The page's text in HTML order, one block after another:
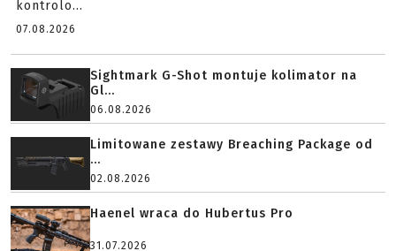
kontrolo...
07.08.2026
Sightmark G-Shot montuje kolimator na
Gl...
06.08.2026
Limitowane zestawy Breaching Package od
...
02.08.2026
Haenel wraca do Hubertus Pro
31.07.2026